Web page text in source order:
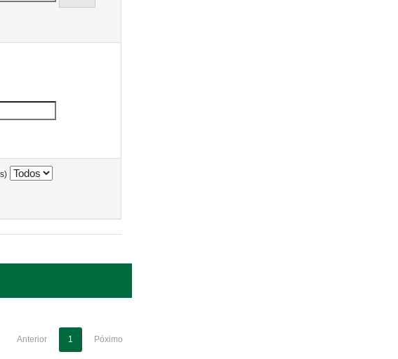
Anterior 1 Póximo